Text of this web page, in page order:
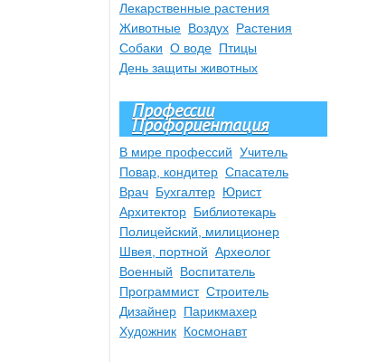
Лекарственные растения
Животные Воздух Растения
Собаки О воде Птицы
День защиты животных
Профессии
Профориентация
В мире профессий Учитель
Повар, кондитер Спасатель
Врач Бухгалтер Юрист
Архитектор Библиотекарь
Полицейский, милиционер
Швея, портной Археолог
Военный
Воспитатель
Программист Строитель
Дизайнер Парикмахер
Художник Космонавт